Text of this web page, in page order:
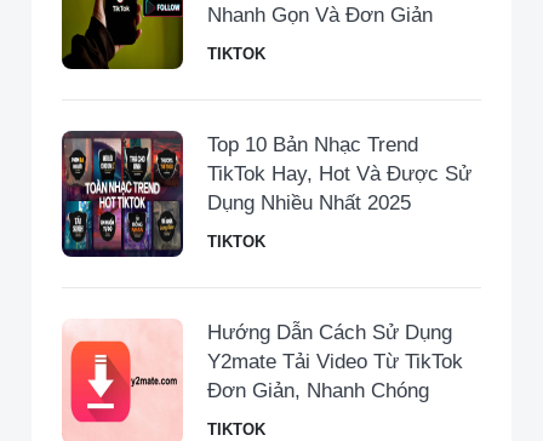
Nhanh Gọn Và Đơn Giản
TIKTOK
Top 10 Bản Nhạc Trend
TikTok Hay, Hot Và Được Sử
Dụng Nhiều Nhất 2025
TIKTOK
Hướng Dẫn Cách Sử Dụng
Y2mate Tải Video Từ TikTok
Đơn Giản, Nhanh Chóng
TIKTOK